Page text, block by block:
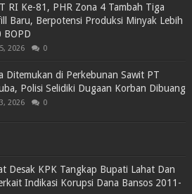
RI Ke-81, PHR Zona 4 Tambah Tiga
Baru, Berpotensi Produksi Minyak Lebih
BOPD
2026 0
Ditemukan di Perkebunan Sawit PT
Polisi Selidiki Dugaan Korban Dibuang
2026 0
Desak KPK Tangkap Bupati Lahat Dan
Indikasi Korupsi Dana Bansos 2011-